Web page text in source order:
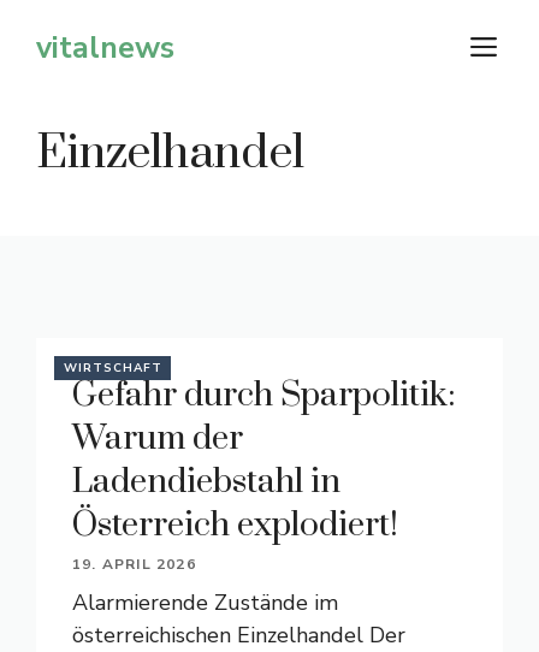
Inhaltvitalnews
Einzelhandel
WIRTSCHAFT
Gefahr durch Sparpolitik:
Warum der
Ladendiebstahl in
Österreich explodiert!
19. APRIL 2026
Alarmierende Zustände im
österreichischen Einzelhandel Der